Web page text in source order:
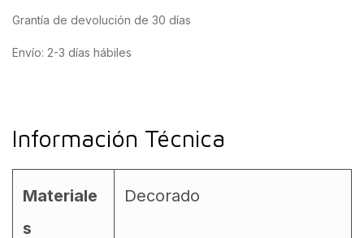
Grantía de devolución de 30 días
Envío: 2-3 días hábiles
Información Técnica
Materiale
s
Decorado